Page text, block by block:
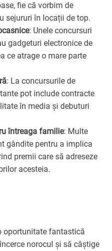
fie că vorbim de
sejururi în locații de top.
: Unele concursuri
gadgeturi electronice de
ce atrage o mare parte
: La concursurile de
pot include contracte
în media și debuturi
întreaga familie: Multe
gândite pentru a implica
premii care să adreseze
acesteia.
oportunitate fantastică
norocul și să câștige